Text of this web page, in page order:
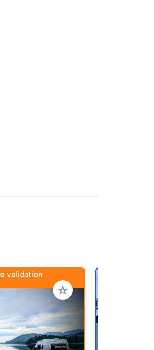
validation
Ajouter à vos favoris